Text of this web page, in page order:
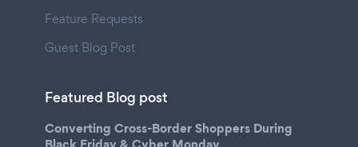
Feature Requests
Guest Blog Post
Featured Blog post
Converting Cross-Border Shoppers During